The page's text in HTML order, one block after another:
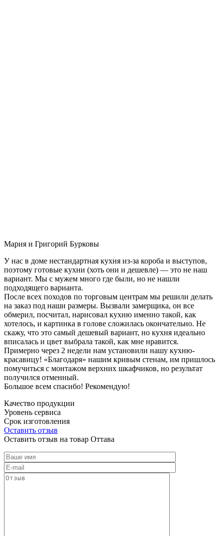
Мария и Григорий Бурковы
У нас в доме нестандартная кухня из-за короба и выступов,
поэтому готовые кухни (хоть они и дешевле) — это не наш
вариант. Мы с мужем много где были, но не нашли
подходящего варианта.
После всех походов по торговым центрам мы решили делать
на заказ под наши размеры. Вызвали замерщика, он все
обмерил, посчитал, нарисовал кухню именно такой, как
хотелось, и картинка в голове сложилась окончательно. Не
скажу, что это самый дешевый вариант, но кухня идеально
вписалась и цвет выбрала такой, как мне нравится.
Примерно через 2 недели нам установили нашу кухню-
красавицу! «Благодаря» нашим кривым стенам, им пришлось
помучиться с монтажом верхних шкафчиков, но результат
получился отменный.
Большое всем спасибо! Рекомендую!
Качество продукции
Уровень сервиса
Срок изготовления
Оставить отзыв
Оставить отзыв на товар Оттава